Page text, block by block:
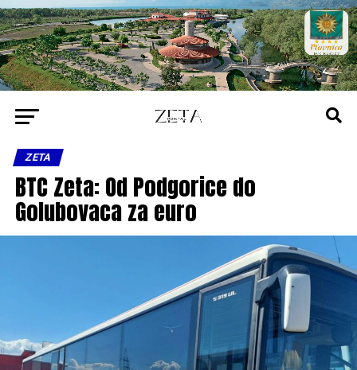
ZETA
BTC Zeta: Od Podgorice do
Golubovaca za euro